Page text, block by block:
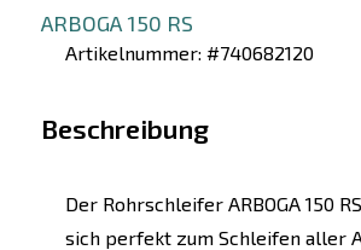
ARBOGA 150 RS
Artikelnummer: #740682120
Beschreibung
Der Rohrschleifer ARBOGA 150
sich perfekt zum Schleifen aller